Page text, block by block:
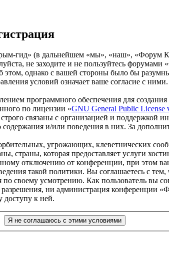
гид» (в дальнейшем «мы», «наш», «Форум
не заходите и не пользуйтесь
этом, однако с вашей стороны было бы
условий означает ваше согласие с ними.
программного обеспечения для
по лицензии «GNU General Public License
связаны с организацией и поддержкой
содержания и/или поведения в них. За
угрожающих, клеветнических
страны, которая предоставляет услуги
отключению от конференции, при этом
такой политики. Вы соглашаетесь с
своему усмотрению. Как пользователь вы
ни администрация конференции
доступу к ней.